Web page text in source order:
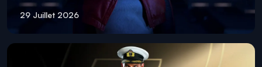
29 Juillet 2026